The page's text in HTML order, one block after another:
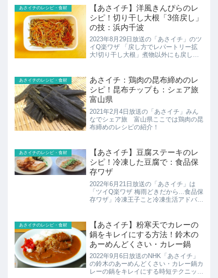
あさイチのレシピ・食材
【あさイチ】洋風きんぴらのレ
シピ！切り干し大根「3倍戻し」
の技：浜内千波
2023年8月29日放送の「あさイチ」のツ
イQ楽ワザ 「戻し方でレパートリー拡
大!切り干し大根」煮物以外にも戻し方
内千波さんの切り干し大根の「3倍戻
し」で洋風きんぴらの...
あさイチのレシピ・食材
あさイチ：鶏肉の昆布締めのレ
シピ！昆布チップも：シェア旅
富山県
2021年2月4日放送の「あさイチ」みん
なでシェア旅 富山県ここでは鶏肉の昆
布締めのレシピの紹介！
あさイチのレシピ・食材
【あさイチ】豆腐ステーキのレ
シピ！冷凍した豆腐で：食品保
存ワザ
2022年6月21日放送の「あさイチ」は
「ツイQ楽ワザ 梅雨どきだから...食品保
存ワザ」冷凍王子こと冷凍生活アドバイ
あさイチのレシピ・食材
【あさイチ】粉寒天でカレーの
鍋をキレイにする方法！鈴木の
あーめんどくさい・カレー鍋
2022年9月6日放送のNHK「あさイチ」
の鈴木のあーめんどくさい・カレー鍋カ
レーの鍋をキレイにする時短テクニック